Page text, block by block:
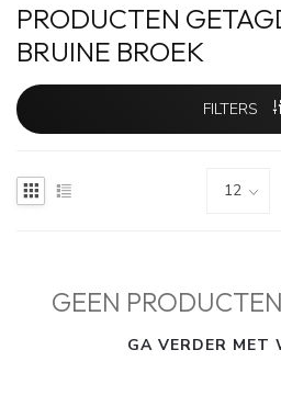
PRODUCTEN
BRUINE BROEK
FILTERS
GEEN
GA VERDER MET